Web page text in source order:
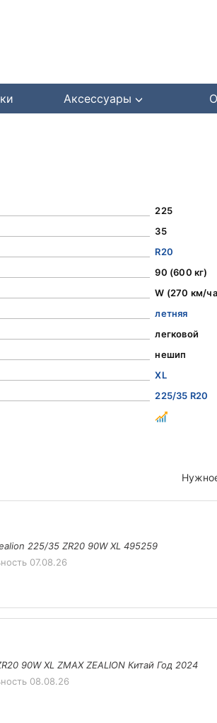
Аксессуары
225
35
R20
90 (600 кг)
W (270 км/
летняя
легковой
нешип
XL
225/35 R20
225/35 ZR20 90W XL 495259
07.08.26
90W XL ZMAX ZEALION Китай Год 2024
08.08.26